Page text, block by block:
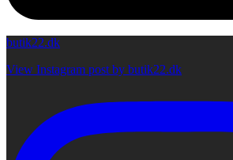
butik22.dk
View Instagram post by butik22.dk